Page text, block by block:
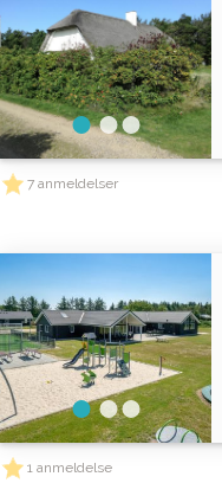
7 anmeldelser
1 anmeldelse